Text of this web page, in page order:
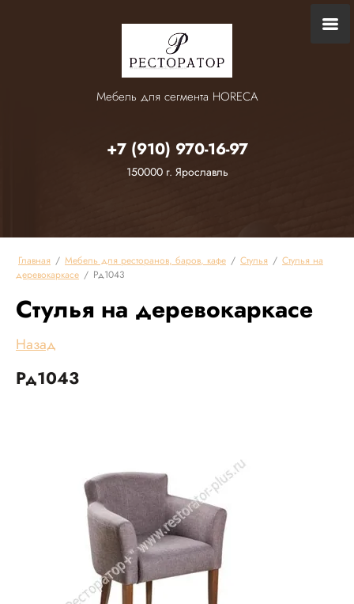
Мебель для сегмента HORECA
+7 (910) 970-16-97
150000 г. Ярославль
Главная / Мебель для ресторанов, баров, кафе / Стулья / Стулья на
деревокаркасе / Рд1043
Стулья на деревокаркасе
Назад
Рд1043